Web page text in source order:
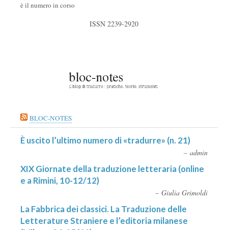
è il numero in corso
ISSN 2239-2920
BLOC-NOTES
È uscito l’ultimo numero di «tradurre» (n. 21)
admin
XIX Giornate della traduzione letteraria (online
e a Rimini, 10-12/12)
Giulia Grimoldi
La Fabbrica dei classici. La Traduzione delle
Letterature Straniere e l’editoria milanese